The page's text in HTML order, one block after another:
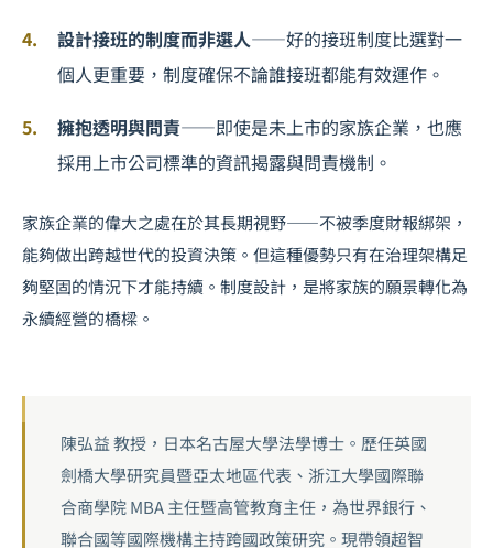
設計接班的制度而非選人——好的接班制度比選對一
個人更重要，制度確保不論誰接班都能有效運作。
擁抱透明與問責——即使是未上市的家族企業，也應
採用上市公司標準的資訊揭露與問責機制。
家族企業的偉大之處在於其長期視野——不被季度財報綁架，
能夠做出跨越世代的投資決策。但這種優勢只有在治理架構足
夠堅固的情況下才能持續。制度設計，是將家族的願景轉化為
永續經營的橋樑。
陳弘益 教授，日本名古屋大學法學博士。歷任英國
劍橋大學研究員暨亞太地區代表、浙江大學國際聯
合商學院 MBA 主任暨高管教育主任，為世界銀行、
聯合國等國際機構主持跨國政策研究。現帶領超智